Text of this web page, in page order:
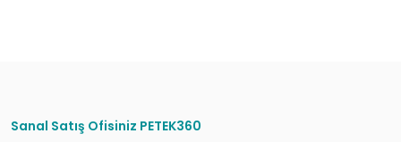
Sanal Satış Ofisiniz PETEK360